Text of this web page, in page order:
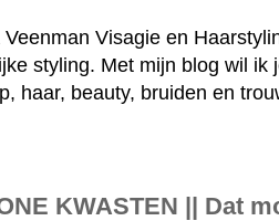
Veenman Visagie en
styling. Met mijn blog wil
haar, beauty, bruiden en
KWASTEN || Dat